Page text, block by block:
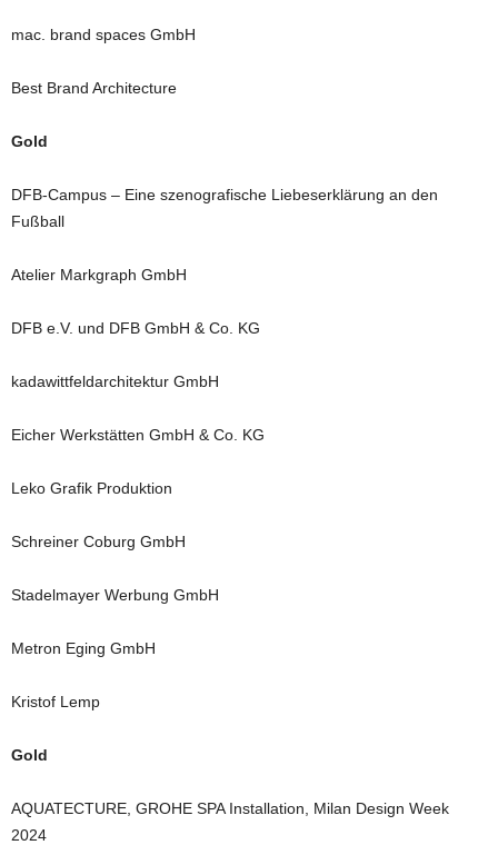
mac. brand spaces GmbH
Best Brand Architecture
Gold
DFB-Campus – Eine szenografische Liebeserklärung an den
Fußball
Atelier Markgraph GmbH
DFB e.V. und DFB GmbH & Co. KG
kadawittfeldarchitektur GmbH
Eicher Werkstätten GmbH & Co. KG
Leko Grafik Produktion
Schreiner Coburg GmbH
Stadelmayer Werbung GmbH
Metron Eging GmbH
Kristof Lemp
Gold
AQUATECTURE, GROHE SPA Installation, Milan Design Week
2024